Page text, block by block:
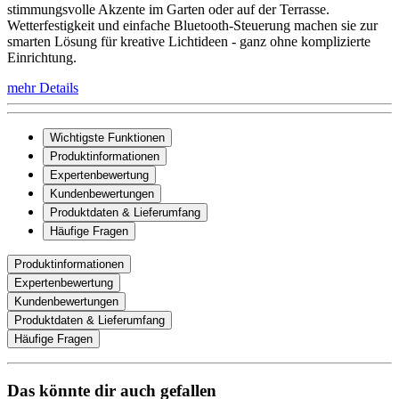
stimmungsvolle Akzente im Garten oder auf der Terrasse.
Wetterfestigkeit und einfache Bluetooth-Steuerung machen sie zur
smarten Lösung für kreative Lichtideen - ganz ohne komplizierte
Einrichtung.
mehr Details
Wichtigste Funktionen
Produktinformationen
Expertenbewertung
Kundenbewertungen
Produktdaten & Lieferumfang
Häufige Fragen
Produktinformationen
Expertenbewertung
Kundenbewertungen
Produktdaten & Lieferumfang
Häufige Fragen
Das könnte dir auch gefallen